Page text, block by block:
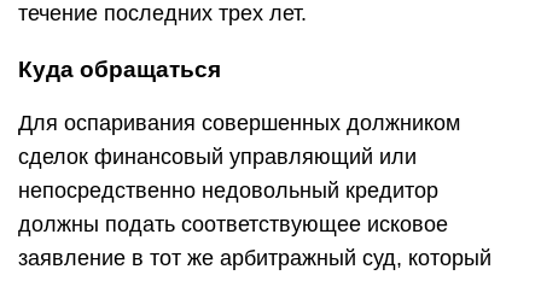
течение последних трех лет.
Куда обращаться
Для оспаривания совершенных должником
сделок финансовый управляющий или
непосредственно недовольный кредитор
должны подать соответствующее исковое
заявление в тот же арбитражный суд, который